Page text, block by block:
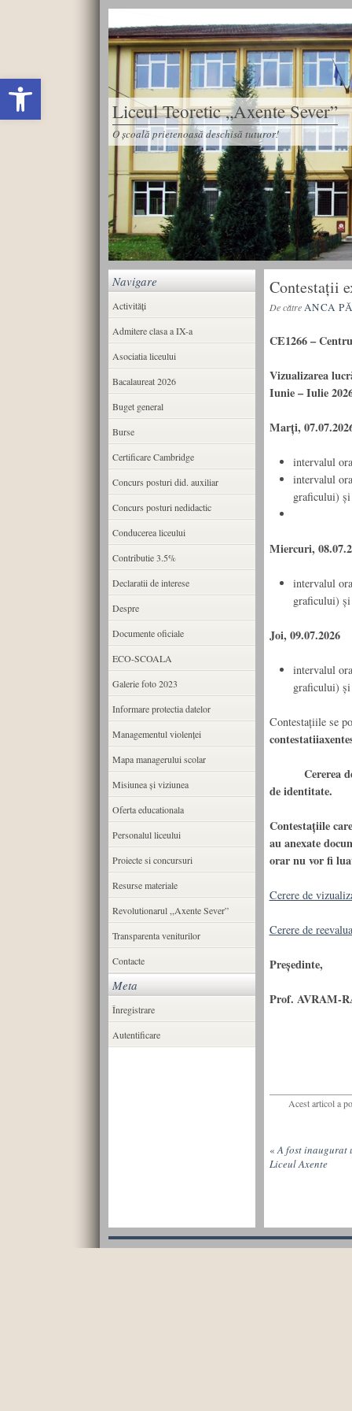
Deschide bara de unelte
Liceul Teoretic „Axente Sever”
O școală prietenoasă deschisă tuturor!
Contestații
De cătreANCA
CE1266 –
Vizualizarea
Iunie – Iulie
Marți,
intervalul
intervalul
graficului) și
Miercuri,
intervalul
graficului) și
Joi, 09.07.2026
intervalul
graficului) și
Contestațiile se
Cererea de
de identitate.
Contestațiile
au anexate
orar nu vor fi
Cerere de
Cerere de
Președinte,
Prof. AVRAM-
Acest articol a
«A fost inaugurat
Liceul Axente
Navigare
Activități
Admitere clasa a IX-a
Asociatia liceului
Bacalaureat 2026
Buget general
Burse
Certificare Cambridge
Concurs posturi did. auxiliar
Concurs posturi nedidactic
Conducerea liceului
Contributie 3.5%
Declaratii de interese
Despre
Documente oficiale
ECO-SCOALA
Galerie foto 2023
Informare protectia datelor
Managementul violenței
Mapa managerului scolar
Misiunea şi viziunea
Oferta educationala
Personalul liceului
Proiecte si concursuri
Resurse materiale
Revolutionarul ,,Axente Sever”
Transparenta veniturilor
Contacte
Meta
Înregistrare
Autentificare